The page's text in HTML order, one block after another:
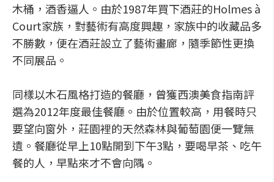
木桶，酒香逼人。由於1987年買下酒莊的Holmes à
Court家族，對藝術有高度興趣，家族中的收藏品多
不勝數，便在酒莊設立了藝術畫廊，隨季節性更換
不同展品。
同樣以木石風格打造的餐廳，曾獲西澳美食指南評
選為2012年度最佳餐廳。由於位置較高，用餐時只
要望向窗外，莊園裡的天然森林與葡萄園便一覽無
遺。餐廳從早上10點開到下午3點，要喝早茶、吃午
餐的人，早點來才不會向隅。